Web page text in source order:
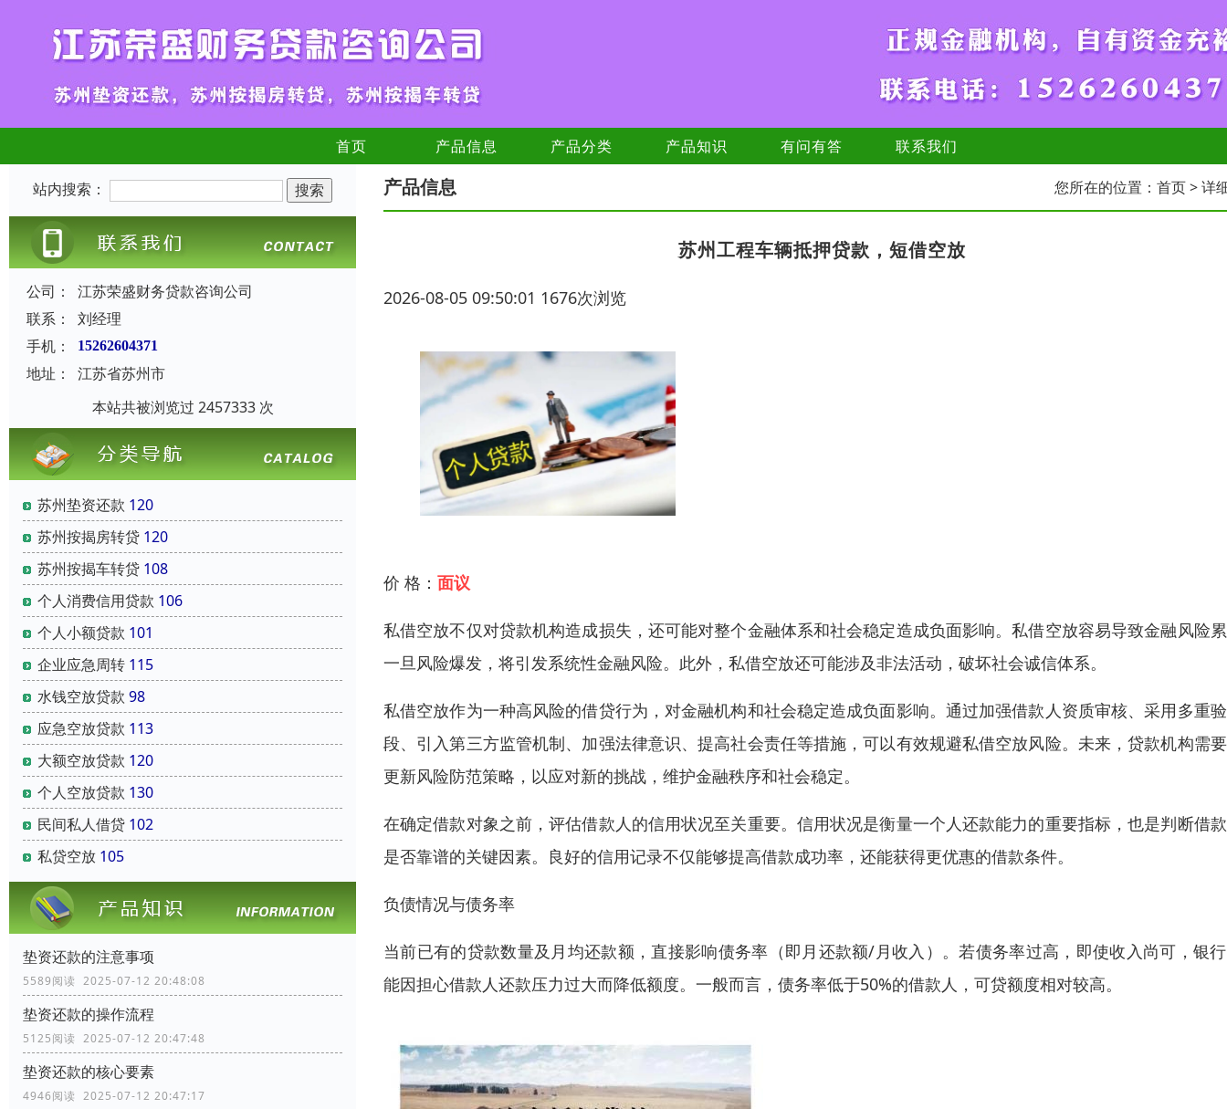
首页 产品信息 产品分类 产品知识 有问有答 联系我们
站内搜索：
公司：
江苏荣盛财务贷款咨询公司
联系：
刘经理
手机：
15262604371
地址：
江苏省苏州市
本站共被浏览过 2457333 次
苏州垫资还款 120
苏州按揭房转贷 120
苏州按揭车转贷 108
个人消费信用贷款 106
个人小额贷款 101
企业应急周转 115
水钱空放贷款 98
应急空放贷款 113
大额空放贷款 120
个人空放贷款 130
民间私人借贷 102
私贷空放 105
垫资还款的注意事项
5589阅读 2025-07-12 20:48:08
垫资还款的操作流程
5125阅读 2025-07-12 20:47:48
垫资还款的核心要素
4946阅读 2025-07-12 20:47:17
产品信息 您所在的位置： 首页> 详
苏州工程车辆抵押贷款，短借空放
2026-08-05 09:50:01 1676次浏览
价 格： 面议
私借空放不仅对贷款机构造成损失，还可能对整个金融体系和社会稳定造成负面影响。私借空放容易导致金融风险
一旦风险爆发，将引发系统性金融风险。此外，私借空放还可能涉及非法活动，破坏社会诚信体系。
私借空放作为一种高风险的借贷行为，对金融机构和社会稳定造成负面影响。通过加强借款人资质审核、采用多重
段、引入第三方监管机制、加强法律意识、提高社会责任等措施，可以有效规避私借空放风险。未来，贷款机构需
更新风险防范策略，以应对新的挑战，维护金融秩序和社会稳定。
在确定借款对象之前，评估借款人的信用状况至关重要。信用状况是衡量一个人还款能力的重要指标，也是判断借
是否靠谱的关键因素。良好的信用记录不仅能够提高借款成功率，还能获得更优惠的借款条件。
负债情况与债务率
当前已有的贷款数量及月均还款额，直接影响债务率（即月还款额/月收入）。若债务率过高，即使收入尚可，银
能因担心借款人还款压力过大而降低额度。一般而言，债务率低于50%的借款人，可贷额度相对较高。